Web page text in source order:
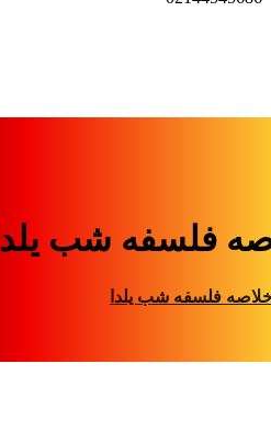
فلسفه شب یلدا
فلسفه شب یلدا